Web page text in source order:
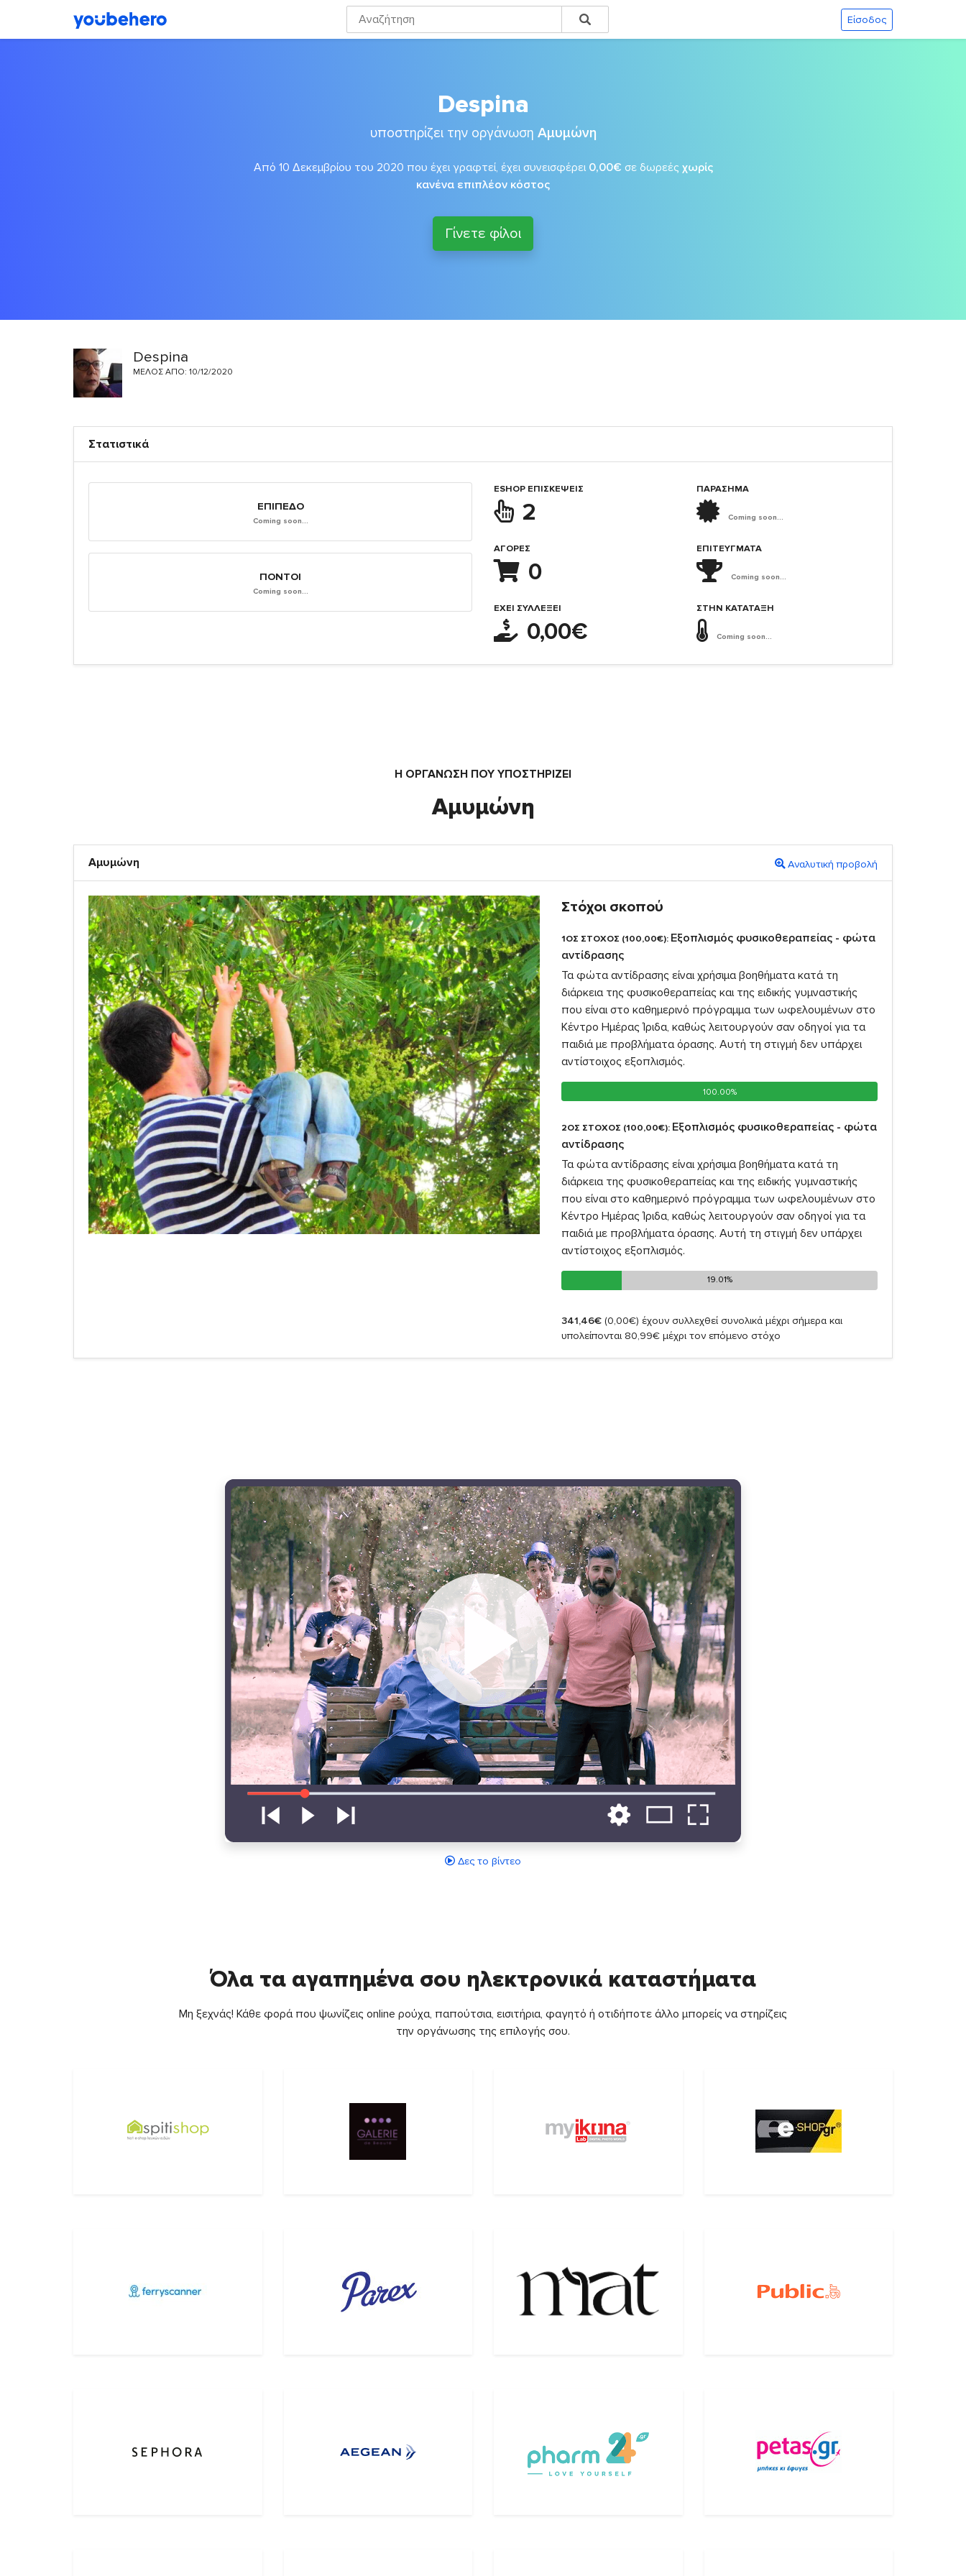
Είσοδος
Despina
υποστηρίζει την οργάνωση Αμυμώνη
Από 10 Δεκεμβρίου του 2020 που έχει γραφτεί, έχει συνεισφέρει 0,00€ σε δωρεές χωρίς
κανένα επιπλέον κόστος
Γίνετε φίλοι
Despina
ΜΈΛΟΣ ΑΠΌ: 10/12/2020
Στατιστικά
ΕΠΊΠΕΔΟ
Coming soon...
ΠΌΝΤΟΙ
Coming soon...
ESHOP ΕΠΙΣΚΈΨΕΙΣ
2
ΑΓΟΡΈΣ
0
ΈΧΕΙ ΣΥΛΛΈΞΕΙ
0,00€
ΠΑΡΑΣΗΜΑ
Coming soon...
ΕΠΙΤΕΎΓΜΑΤΑ
Coming soon...
ΣΤΗΝ ΚΑΤΆΤΑΞΗ
Coming soon...
Η ΟΡΓΆΝΩΣΗ ΠΟΥ ΥΠΟΣΤΗΡΙΖΕΙ
Αμυμώνη
Αμυμώνη Αναλυτική προβολή
Στόχοι σκοπού
1ΟΣ ΣΤΟΧΟΣ (100,00€): Εξοπλισμός φυσικοθεραπείας - φώτα
αντίδρασης
Τα φώτα αντίδρασης είναι χρήσιμα βοηθήματα κατά τη
διάρκεια της φυσικοθεραπείας και της ειδικής γυμναστικής
που είναι στο καθημερινό πρόγραμμα των ωφελουμένων στο
Κέντρο Ημέρας Ίριδα, καθώς λειτουργούν σαν οδηγοί για τα
παιδιά με προβλήματα όρασης. Αυτή τη στιγμή δεν υπάρχει
αντίστοιχος εξοπλισμός.
100.00%
100.00%
2ΟΣ ΣΤΟΧΟΣ (100,00€): Εξοπλισμός φυσικοθεραπείας - φώτα
αντίδρασης
Τα φώτα αντίδρασης είναι χρήσιμα βοηθήματα κατά τη
διάρκεια της φυσικοθεραπείας και της ειδικής γυμναστικής
που είναι στο καθημερινό πρόγραμμα των ωφελουμένων στο
Κέντρο Ημέρας Ίριδα, καθώς λειτουργούν σαν οδηγοί για τα
παιδιά με προβλήματα όρασης. Αυτή τη στιγμή δεν υπάρχει
αντίστοιχος εξοπλισμός.
19.01%
19.01%
341,46€ (0,00€) έχουν συλλεχθεί συνολικά μέχρι σήμερα και
υπολείπονται 80,99€ μέχρι τον επόμενο στόχο
Δες το βίντεο
Όλα τα αγαπημένα σου ηλεκτρονικά καταστήματα
Μη ξεχνάς! Κάθε φορά που ψωνίζεις online ρούχα, παπούτσια, εισιτήρια, φαγητό ή οτιδήποτε άλλο μπορείς να στηρίζεις
την οργάνωσης της επιλογής σου.